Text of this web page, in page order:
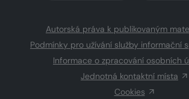
Autorská práva k publikovaným
Podmínky pro užívání služby informační
Informace o zpracování osobních
Jednotná kontaktní místa
Cookies